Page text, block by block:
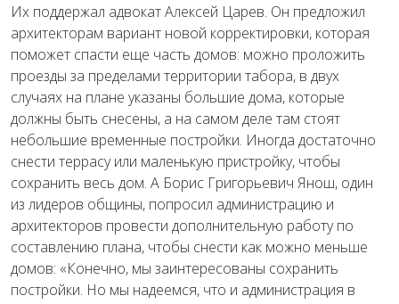
Их поддержал адвокат Алексей Царев. Он предложил
архитекторам вариант новой корректировки, которая
поможет спасти еще часть домов: можно проложить
проезды за пределами территории табора, в двух
случаях на плане указаны большие дома, которые
должны быть снесены, а на самом деле там стоят
небольшие временные постройки. Иногда достаточно
снести террасу или маленькую пристройку, чтобы
сохранить весь дом. А Борис Григорьевич Янош, один
из лидеров общины, попросил администрацию и
архитекторов провести дополнительную работу по
составлению плана, чтобы снести как можно меньше
домов: «Конечно, мы заинтересованы сохранить
постройки. Но мы надеемся, что и администрация в